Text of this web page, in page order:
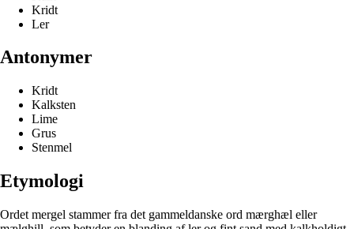
Kridt
Ler
Antonymer
Kridt
Kalksten
Lime
Grus
Stenmel
Etymologi
Ordet mergel stammer fra det gammeldanske ord mærghæl eller